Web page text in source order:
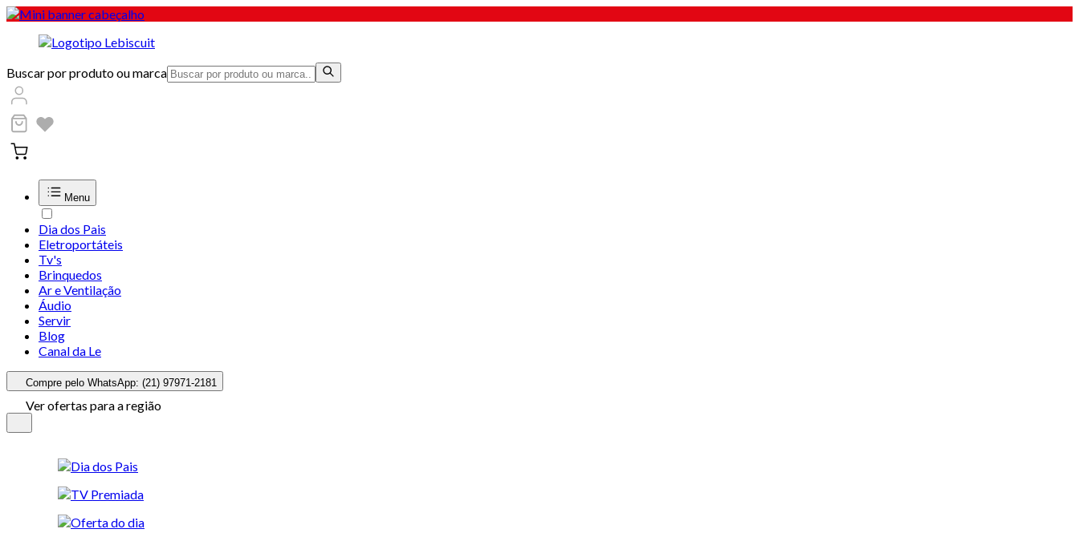
Buscar por produto ou marca
Menu
Dia dos Pais
Eletroportáteis
Tv's
Brinquedos
Ar e Ventilação
Áudio
Servir
Blog
Canal da Le
Compre pelo WhatsApp: (21) 97971-2181
Ver ofertas para a região